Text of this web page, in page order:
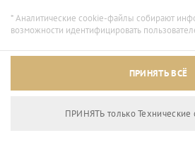
Архивный
* Аналитические cookie-файлы собирают
возможности идентифицировать
ПРИНЯТЬ ВСЁ
ПРИНЯТЬ только